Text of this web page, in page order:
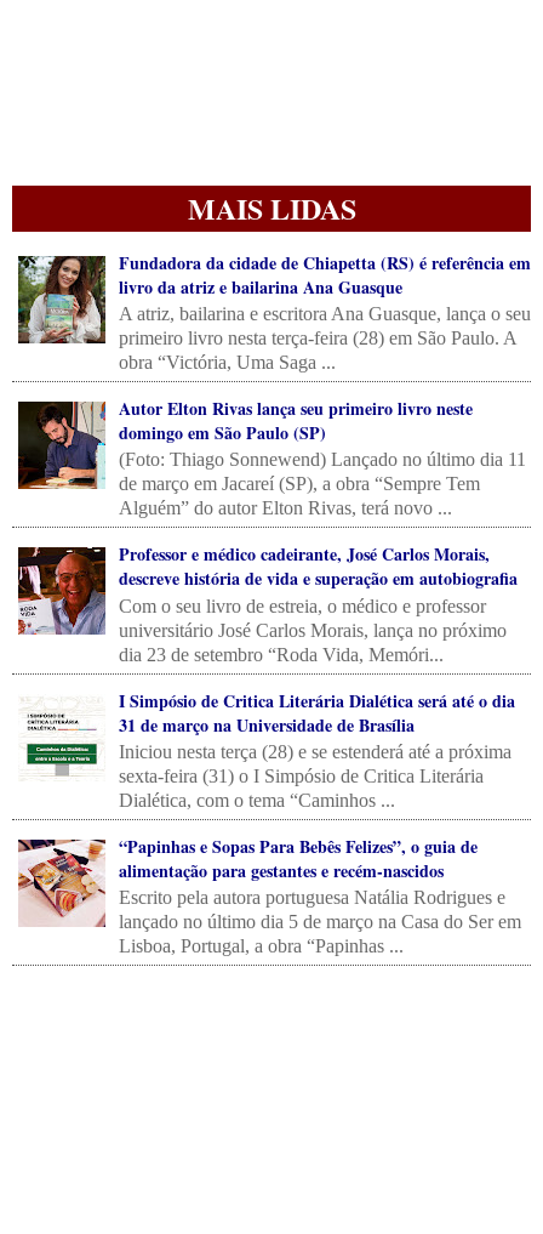
MAIS LIDAS
Fundadora da cidade de Chiapetta (RS) é referência em
livro da atriz e bailarina Ana Guasque
A atriz, bailarina e escritora Ana Guasque, lança o seu
primeiro livro nesta terça-feira (28) em São Paulo. A
obra “Victória, Uma Saga ...
Autor Elton Rivas lança seu primeiro livro neste
domingo em São Paulo (SP)
(Foto: Thiago Sonnewend) Lançado no último dia 11
de março em Jacareí (SP), a obra “Sempre Tem
Alguém” do autor Elton Rivas, terá novo ...
Professor e médico cadeirante, José Carlos Morais,
descreve história de vida e superação em autobiografia
Com o seu livro de estreia, o médico e professor
universitário José Carlos Morais, lança no próximo
dia 23 de setembro “Roda Vida, Memóri...
I Simpósio de Critica Literária Dialética será até o dia
31 de março na Universidade de Brasília
Iniciou nesta terça (28) e se estenderá até a próxima
sexta-feira (31) o I Simpósio de Critica Literária
Dialética, com o tema “Caminhos ...
“Papinhas e Sopas Para Bebês Felizes”, o guia de
alimentação para gestantes e recém-nascidos
Escrito pela autora portuguesa Natália Rodrigues e
lançado no último dia 5 de março na Casa do Ser em
Lisboa, Portugal, a obra “Papinhas ...